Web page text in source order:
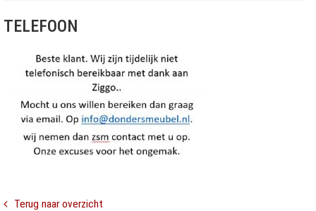
TELEFOON
Terug naar overzicht